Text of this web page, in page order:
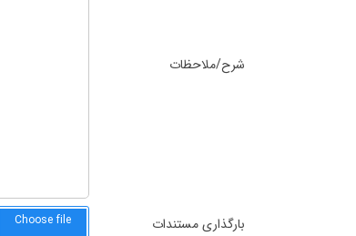
شرح/ملاحظات
بارگذاری مستندات